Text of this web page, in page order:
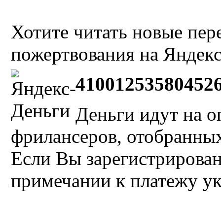
Хотите читать новые
пожертвования на
Деньги идут на
фрилансеров,
Если Вы
примечании к платежу